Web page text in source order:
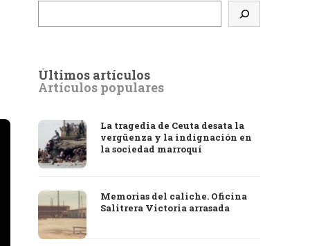
Últimos artículos
Artículos populares
La tragedia de Ceuta desata la
vergüenza y la indignación en
la sociedad marroquí
Memorias del caliche. Oficina
Salitrera Victoria arrasada